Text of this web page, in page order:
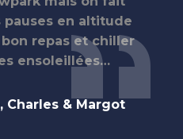
en altitude
repas et chiller
ensoleillées…
Charles & Margot